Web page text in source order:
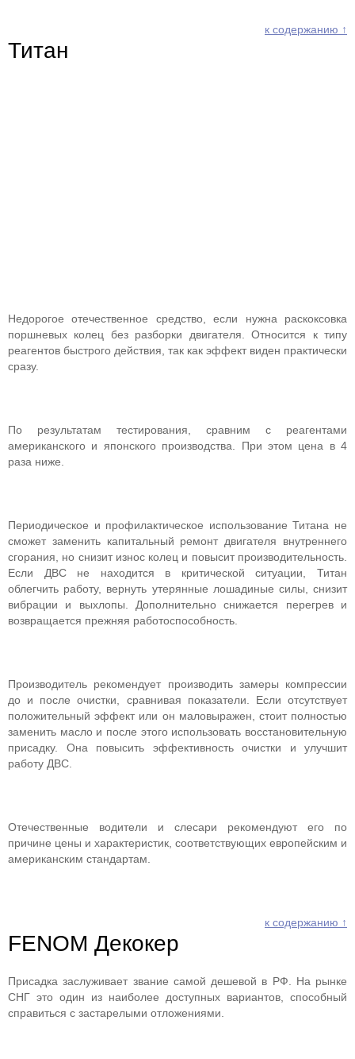
к содержанию ↑
Титан
Недорогое отечественное средство, если нужна раскоксовка
поршневых колец без разборки двигателя. Относится к типу
реагентов быстрого действия, так как эффект виден практически
сразу.
По результатам тестирования, сравним с реагентами
американского и японского производства. При этом цена в 4
раза ниже.
Периодическое и профилактическое использование Титана не
сможет заменить капитальный ремонт двигателя внутреннего
сгорания, но снизит износ колец и повысит производительность.
Если ДВС не находится в критической ситуации, Титан
облегчить работу, вернуть утерянные лошадиные силы, снизит
вибрации и выхлопы. Дополнительно снижается перегрев и
возвращается прежняя работоспособность.
Производитель рекомендует производить замеры компрессии
до и после очистки, сравнивая показатели. Если отсутствует
положительный эффект или он маловыражен, стоит полностью
заменить масло и после этого использовать восстановительную
присадку. Она повысить эффективность очистки и улучшит
работу ДВС.
Отечественные водители и слесари рекомендуют его по
причине цены и характеристик, соответствующих европейским и
американским стандартам.
к содержанию ↑
FENOM Декокер
Присадка заслуживает звание самой дешевой в РФ. На рынке
СНГ это один из наиболее доступных вариантов, способный
справиться с застарелыми отложениями.